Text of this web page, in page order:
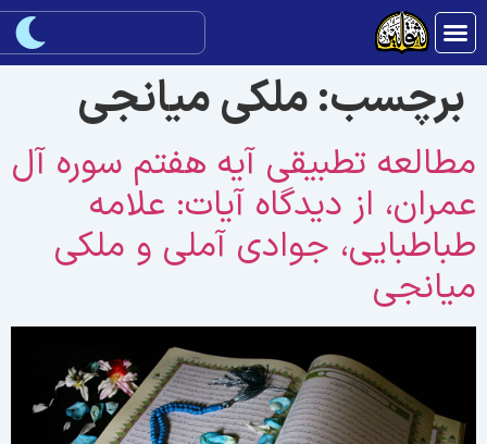
برچسب:ملکی میانجی
تطبیقی آیه هفتم سوره آل
از دیدگاه آیات: علامه
جوادی آملی و ملکی